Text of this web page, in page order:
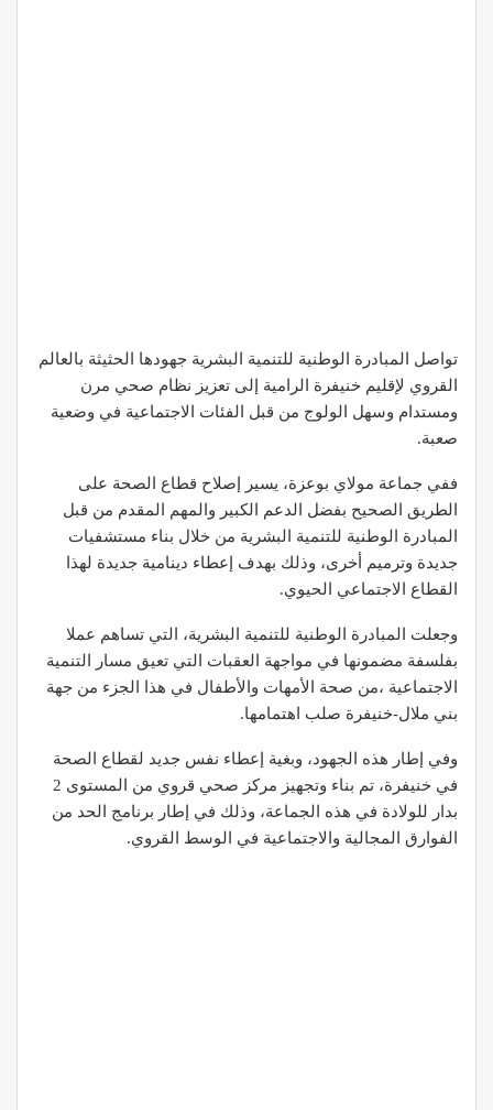
تواصل المبادرة الوطنية للتنمية البشرية جهودها الحثيثة بالعالم
القروي لإقليم خنيفرة الرامية إلى تعزيز نظام صحي مرن
ومستدام وسهل الولوج من قبل الفئات الاجتماعية في وضعية
صعبة.
ففي جماعة مولاي بوعزة، يسير إصلاح قطاع الصحة على
الطريق الصحيح بفضل الدعم الكبير والمهم المقدم من قبل
المبادرة الوطنية للتنمية البشرية من خلال بناء مستشفيات
جديدة وترميم أخرى، وذلك بهدف إعطاء دينامية جديدة لهذا
القطاع الاجتماعي الحيوي.
وجعلت المبادرة الوطنية للتنمية البشرية، التي تساهم عملا
بفلسفة مضمونها في مواجهة العقبات التي تعيق مسار التنمية
الاجتماعية ،من صحة الأمهات والأطفال في هذا الجزء من جهة
بني ملال-خنيفرة صلب اهتمامها.
وفي إطار هذه الجهود، وبغية إعطاء نفس جديد لقطاع الصحة
في خنيفرة، تم بناء وتجهيز مركز صحي قروي من المستوى 2
بدار للولادة في هذه الجماعة، وذلك في إطار برنامج الحد من
الفوارق المجالية والاجتماعية في الوسط القروي.